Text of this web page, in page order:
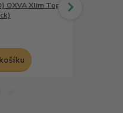
OXVA Xlim Top